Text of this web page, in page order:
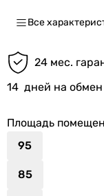
Все
24 мес.
14 дней на обмен
Площадь
95
85